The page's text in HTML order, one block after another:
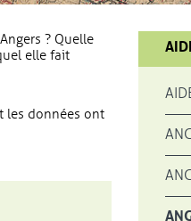
? Quelle
elle fait
les données ont